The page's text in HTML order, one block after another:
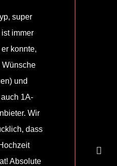
super
ist immer
konnte,
Wünsche
und
1A-
Wir
dass
Absolute